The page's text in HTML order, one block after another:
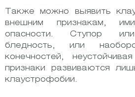
Также можно выявить
внешним признакам,
опасности. Ступор или
бледность, или
конечностей,
признаки развиваются
клаустрофобии.